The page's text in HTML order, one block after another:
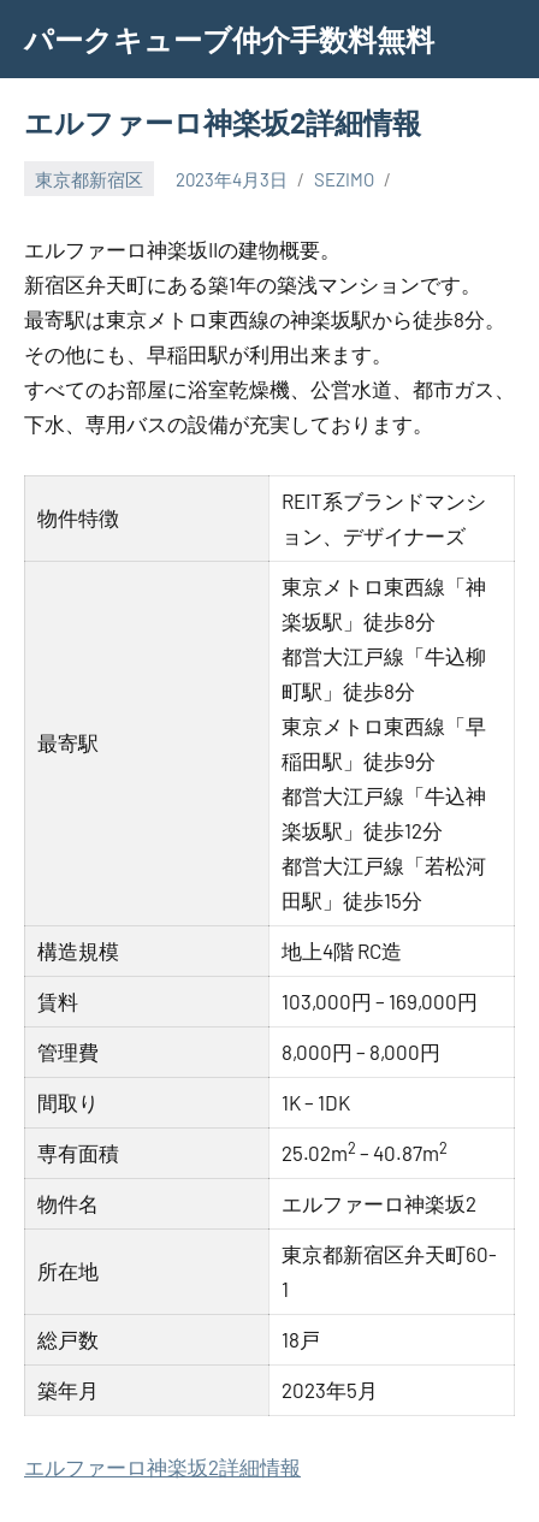
content
パークキューブ仲介手数料無料
エルファーロ神楽坂2詳細情報
東京都新宿区 2023年4月3日 SEZIMO
エルファーロ神楽坂IIの建物概要。
新宿区弁天町にある築1年の築浅マンションです。
最寄駅は東京メトロ東西線の神楽坂駅から徒歩8分。
その他にも、早稲田駅が利用出来ます。
すべてのお部屋に浴室乾燥機、公営水道、都市ガス、
下水、専用バスの設備が充実しております。
物件特徴
REIT系ブランドマンシ
ョン、デザイナーズ
最寄駅
東京メトロ東西線「神
楽坂駅」徒歩8分
都営大江戸線「牛込柳
町駅」徒歩8分
東京メトロ東西線「早
稲田駅」徒歩9分
都営大江戸線「牛込神
楽坂駅」徒歩12分
都営大江戸線「若松河
田駅」徒歩15分
構造規模 地上4階 RC造
賃料 103,000円 – 169,000円
管理費 8,000円 – 8,000円
間取り 1K – 1DK
専有面積 25.02m2 – 40.87m2
物件名 エルファーロ神楽坂2
所在地
東京都新宿区弁天町60-
1
総戸数 18戸
築年月 2023年5月
エルファーロ神楽坂2詳細情報